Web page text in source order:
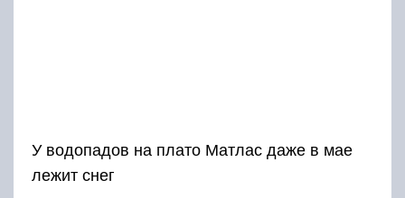
У водопадов на плато Матлас даже в мае
лежит снег